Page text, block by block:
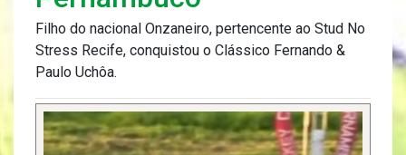
Filho do nacional Onzaneiro, pertencente ao Stud No
Stress Recife, conquistou o Clássico Fernando &
Paulo Uchôa.